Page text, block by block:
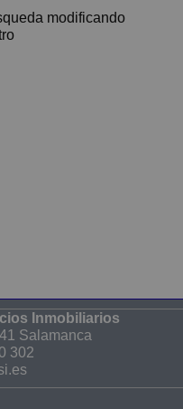
modificando
Inmobiliarios
Salamanca
302